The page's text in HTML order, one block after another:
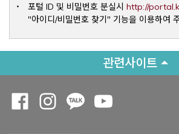
포털 ID 및 비밀번호 분실시 http://
"아이디/비밀번호 찾기" 기능을 이용하여
관련사이트
Opens a new window
Opens a new window
Opens a new window